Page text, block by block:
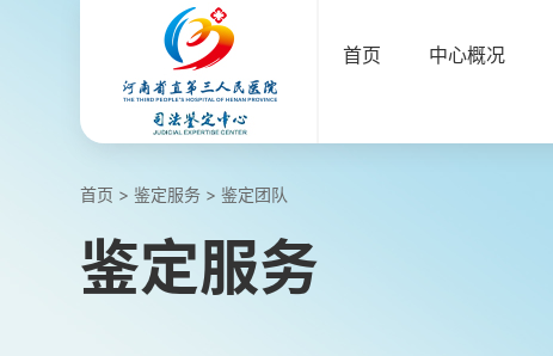
首页 中心概况
首页 >鉴定服务 >鉴定团队
鉴定服务